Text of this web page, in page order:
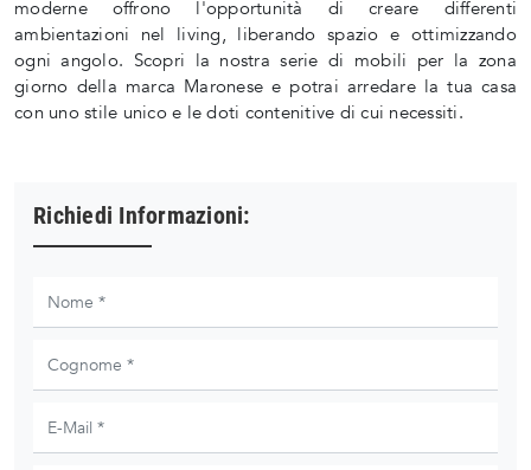
moderne offrono l'opportunità di creare differenti
ambientazioni nel living, liberando spazio e ottimizzando
ogni angolo. Scopri la nostra serie di mobili per la zona
giorno della marca Maronese e potrai arredare la tua casa
con uno stile unico e le doti contenitive di cui necessiti.
Richiedi Informazioni: